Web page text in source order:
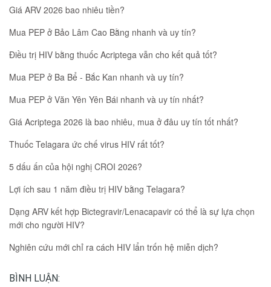
Giá ARV 2026 bao nhiêu tiền?
Mua PEP ở Bảo Lâm Cao Bằng nhanh và uy tín?
Điều trị HIV bằng thuốc Acriptega vẫn cho kết quả tốt?
Mua PEP ở Ba Bể - Bắc Kan nhanh và uy tín?
Mua PEP ở Văn Yên Yên Bái nhanh và uy tín nhất?
Giá Acriptega 2026 là bao nhiêu, mua ở đâu uy tín tốt nhất?
Thuốc Telagara ức chế virus HIV rất tốt?
5 dấu ấn của hội nghị CROI 2026?
Lợi ích sau 1 năm điều trị HIV bằng Telagara?
Dạng ARV kết hợp Bictegravir/Lenacapavir có thể là sự lựa chọn
mới cho người HIV?
Nghiên cứu mới chỉ ra cách HIV lẩn trốn hệ miễn dịch?
BÌNH LUẬN: